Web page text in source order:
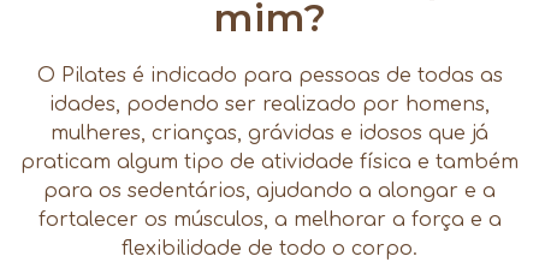
mim?
O Pilates é indicado para pessoas de todas as
idades, podendo ser realizado por homens,
mulheres, crianças, grávidas e idosos que já
praticam algum tipo de atividade física e também
para os sedentários, ajudando a alongar e a
fortalecer os músculos, a melhorar a força e a
flexibilidade de todo o corpo.